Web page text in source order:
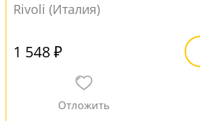
Rivoli (Италия)
1 548 ₽